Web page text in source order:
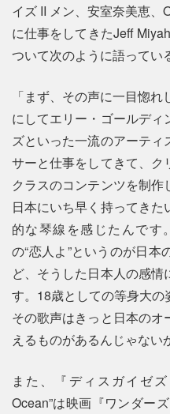
イズ II メン、安室奈美恵
に仕事をしてきたJeff
ついて次のように語ってい
「まず、その声に一目惚
にしてエリー・ゴールデ
ズといった一流のアーテ
サーと仕事をしてきて、ク
クラスのコンテンツを制作
日本にいち早く持ってき
的な琴線を感じたんです
の“恋人よ”というのが日
ど、そうした日本人の感
す。18歳としての等身大
その歌声はきっと日本のオ
えるものがあるんじゃない
また、『ディスガイゼ
Ocean”は映画『ワンダー